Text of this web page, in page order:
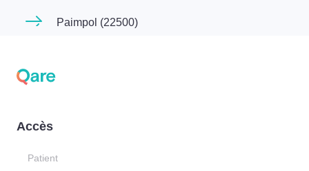
Paimpol (22500)
Accès
Patient